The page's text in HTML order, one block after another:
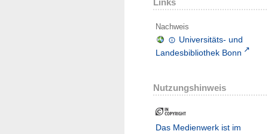
Links
Nachweis
Universitäts- und
Landesbibliothek Bonn
Nutzungshinweis
Das Medienwerk ist im